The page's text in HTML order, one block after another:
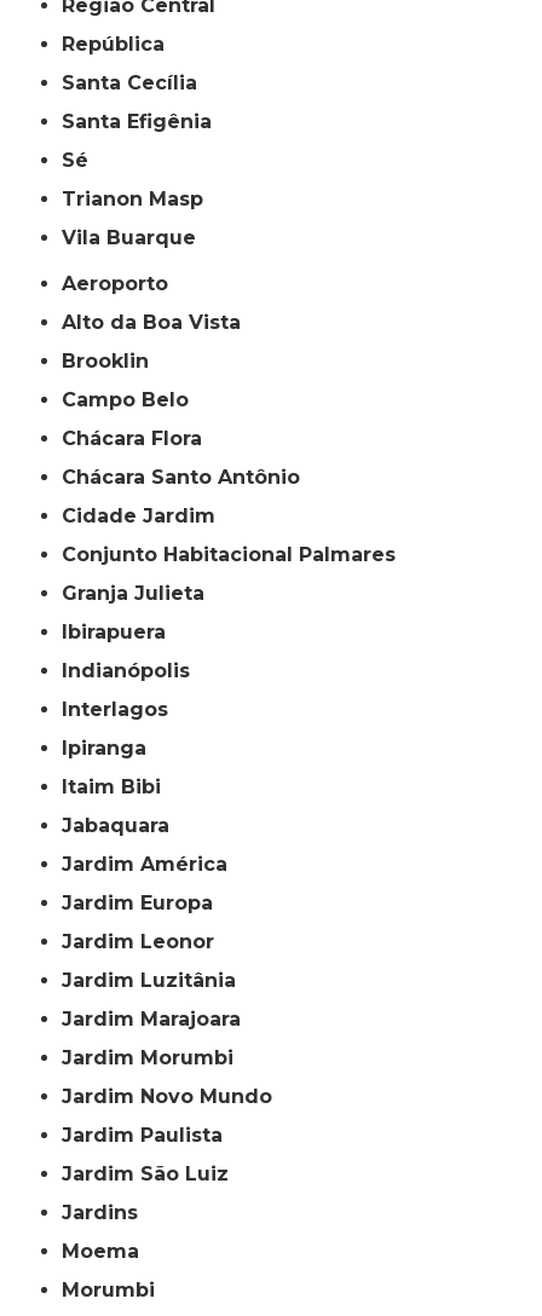
Região Central
República
Santa Cecília
Santa Efigênia
Sé
Trianon Masp
Vila Buarque
Aeroporto
Alto da Boa Vista
Brooklin
Campo Belo
Chácara Flora
Chácara Santo Antônio
Cidade Jardim
Conjunto Habitacional Palmares
Granja Julieta
Ibirapuera
Indianópolis
Interlagos
Ipiranga
Itaim Bibi
Jabaquara
Jardim América
Jardim Europa
Jardim Leonor
Jardim Luzitânia
Jardim Marajoara
Jardim Morumbi
Jardim Novo Mundo
Jardim Paulista
Jardim São Luiz
Jardins
Moema
Morumbi